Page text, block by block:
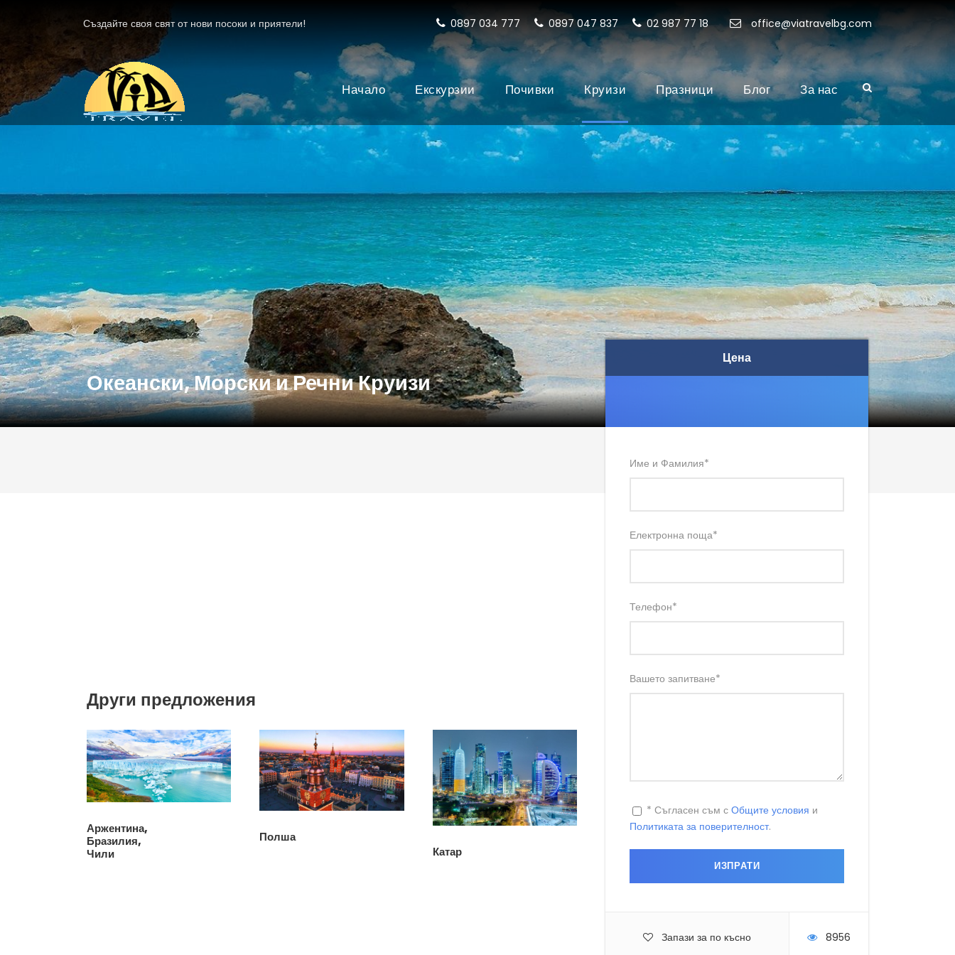
Създайте своя свят от нови посоки и приятели! 0897 034 777 0897 047 837 02 987 77 18 office@viatravelbg.com
Начало Екскурзии Почивки Круизи Празници Блог За нас
Океански, Морски и Речни Круизи
Цена
Цена
Име и Фамилия*
Електронна поща*
Телефон*
Вашето запитване*
* Съгласен съм с Общите условия и
Политиката за поверителност.
Запази за по късно 8956
Други предложения
Аржентина,
Бразилия,
Чили
Полша
Катар